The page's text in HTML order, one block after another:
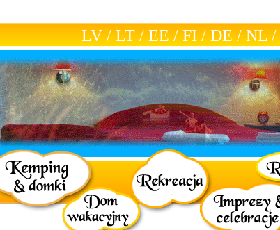
LV / LT / EE / FI / DE / NL /